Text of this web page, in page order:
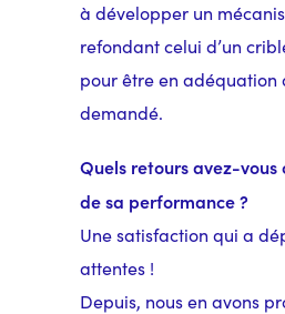
à développer un
refondant celui d’un
pour être en adéquation
demandé.
Quels retours avez-
de sa performance ?
Une satisfaction qui a
attentes !
Depuis, nous en avons